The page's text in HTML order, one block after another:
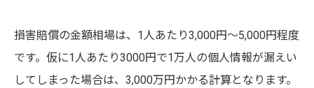
損害賠償の金額相場は、1人あたり3,000円〜5,000円程度
です。仮に1人あたり3000円で1万人の個人情報が漏えい
してしまった場合は、3,000万円かかる計算となります。